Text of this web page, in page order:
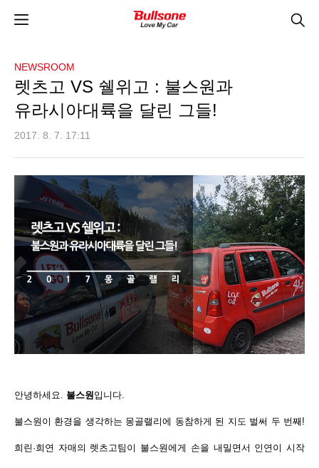
NEWSROOM
렛츠고 VS 쉘위고 : 불스원과
유라시아대륙을 달린 그들!
2017. 8. 7. 17:11
안녕하세요. 불스원입니다.
불스원이 환경을 생각하는 몽골랠리에 동참하게 된 지도 벌써 두 번째!
희린·희연 자매의 렛츠고팀이 불스원에게 손을 내밀면서 인연이 시작